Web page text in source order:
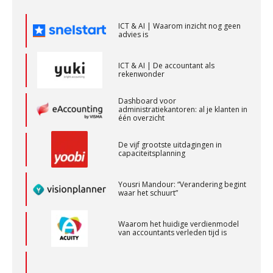
ICT & AI | De accountant als
Dashboard voor
administratiekantoren: al je klanten in
De vijf grootste uitdagingen in
capaciteitsplanning
Yousri Mandour: “Verandering begint
Waarom het huidige verdienmodel
Klantadviseur Accountancy (32-40 uur)
Finnerz
Audit assistent
KNAV
Accountant Agri & Food – Terneuzen
Corporate Finance Advisor
KNAV
Senior assistent accountant | samenstel